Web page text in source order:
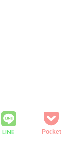
LINE Pocket